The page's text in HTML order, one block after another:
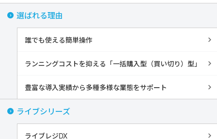
選ばれる理由
誰でも使える簡単操作
ランニングコストを抑える「一括購入型（買い切り）型」
豊富な導入実績から多種多様な業態をサポート
ライブシリーズ
ライブレジDX